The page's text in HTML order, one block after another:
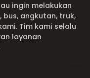
ingin melakukan
bus, angkutan, truk,
Tim kami selalu
layanan